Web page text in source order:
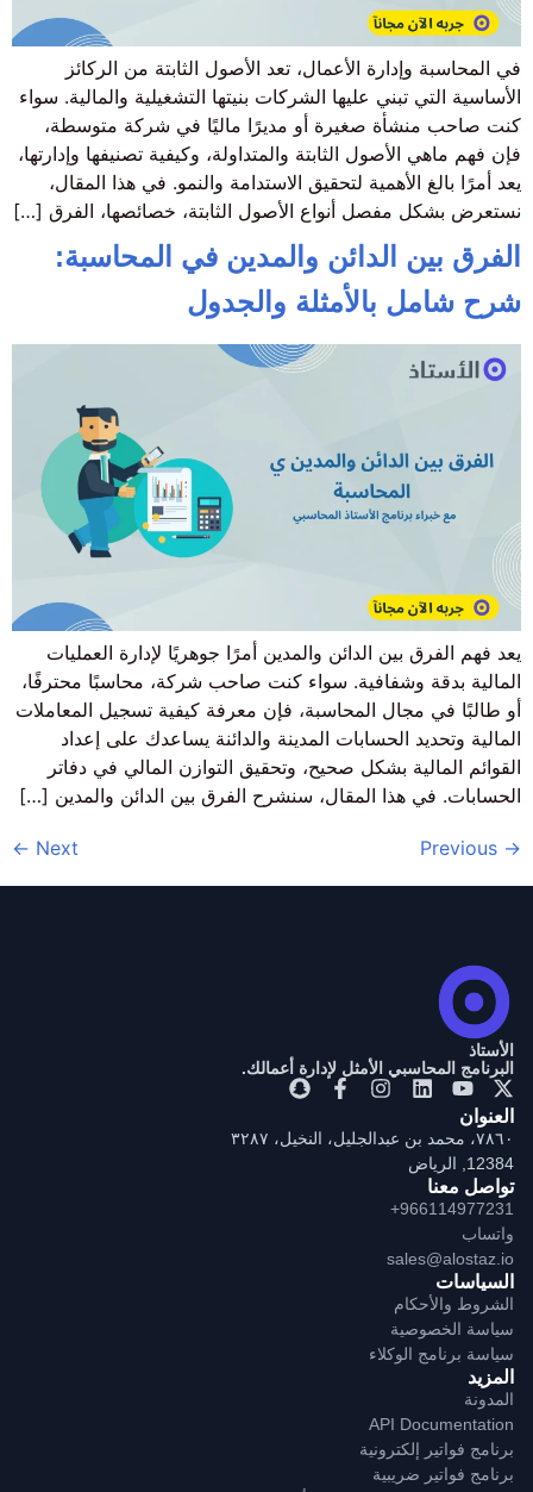
في المحاسبة وإدارة الأعمال، تعد الأصول الثابتة من الركائز
الأساسية التي تبني عليها الشركات بنيتها التشغيلية والمالية. سواء
كنت صاحب منشأة صغيرة أو مديرًا ماليًا في شركة متوسطة،
فإن فهم ماهي الأصول الثابتة والمتداولة، وكيفية تصنيفها وإدارتها،
يعد أمرًا بالغ الأهمية لتحقيق الاستدامة والنمو. في هذا المقال،
نستعرض بشكل مفصل أنواع الأصول الثابتة، خصائصها، الفرق […]
الفرق بين الدائن والمدين في المحاسبة:
شرح شامل بالأمثلة والجدول
يعد فهم الفرق بين الدائن والمدين أمرًا جوهريًا لإدارة العمليات
المالية بدقة وشفافية. سواء كنت صاحب شركة، محاسبًا محترفًا،
أو طالبًا في مجال المحاسبة، فإن معرفة كيفية تسجيل المعاملات
المالية وتحديد الحسابات المدينة والدائنة يساعدك على إعداد
القوائم المالية بشكل صحيح، وتحقيق التوازن المالي في دفاتر
الحسابات. في هذا المقال، سنشرح الفرق بين الدائن والمدين […]
→
Next
←
الأستاذ
البرنامج المحاسبي الأمثل لإدارة أعمالك.
العنوان
٧٨٦٠، محمد بن عبدالجليل، النخيل، ٣٢٨٧
12384, الرياض
تواصل معنا
+966114977231
واتساب
sales@alostaz.io
السياسات
الشروط والأحكام
سياسة الخصوصية
سياسة برنامج الوكلاء
المزيد
المدونة
API Documentation
برنامج فواتير إلكترونية
برنامج فواتير ضريبية